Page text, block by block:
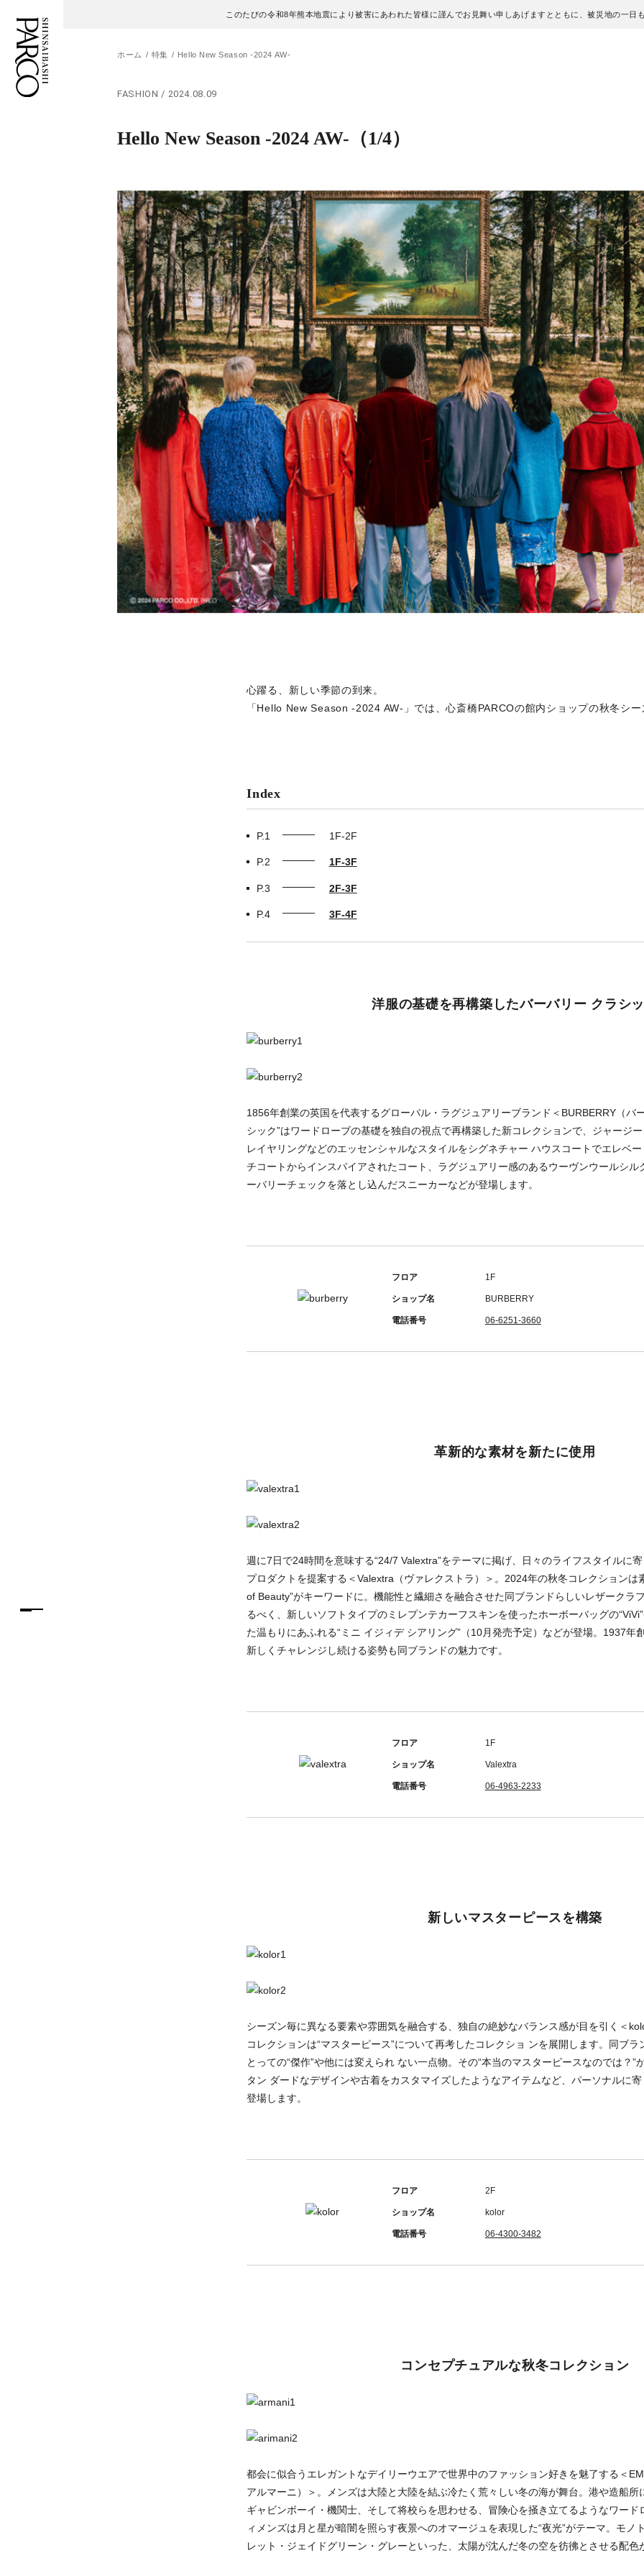
このたびの令和8年熊本地震により被害にあわれた皆様に謹んでお見舞い申しあげますとともに、被災地の一日
施設案内・アクセス
ニュース
レストラン・カフェ
TAX FREE
PARCOメンバーズ
ภาษาไทย
ホーム 特集 Hello New Season -2024 AW-
FASHION / 2024.08.09
Hello New Season -2024 AW- （1/4）
心躍る、新しい季節の到来。
「Hello New Season -2024 AW-」では、心斎橋PARCOの館内ショップの秋冬シー
Index
P.1 1F-2F
P.2 1F-3F
P.3 2F-3F
P.4 3F-4F
洋服の基礎を再構築したバーバリー クラシ
1856年創業の英国を代表するグローバル・ラグジュアリーブランド＜BURBERRY（バ
シック”はワードローブの基礎を独自の視点で再構築した新コレクションで、ジャージ
レイヤリングなどのエッセンシャルなスタイルをシグネチャー ハウスコートでエレベ
チコートからインスパイアされたコート、ラグジュアリー感のあるウーヴンウールシル
ーバリーチェックを落とし込んだスニーカーなどが登場します。
フロア 1F
ショップ名 BURBERRY
電話番号 06-6251-3660
革新的な素材を新たに使用
週に7日で24時間を意味する“24/7 Valextra”をテーマに掲げ、日々のライフスタイルに
プロダクトを提案する＜Valextra（ヴァレクストラ）＞。2024年の秋冬コレクションは
of Beauty”がキーワードに。機能性と繊細さを融合させた同ブランドらしいレザークラ
るべく、新しいソフトタイプのミレプンテカーフスキンを使ったホーボーバッグの
た温もりにあふれる“ミニ イジィデ シアリング”（10月発売予定）などが登場。1937年
新しくチャレンジし続ける姿勢も同ブランドの魅力です。
フロア 1F
ショップ名 Valextra
電話番号 06-4963-2233
新しいマスターピースを構築
シーズン毎に異なる要素や雰囲気を融合する、独自の絶妙なバランス感が目を引く＜
コレクションは“マスターピース”について再考したコレクショ ンを展開します。同ブ
とっての“傑作”や他には変えられ ない一点物。その“本当のマスターピースなのでは？”
タン ダードなデザインや古着をカスタマイズしたようなアイテムなど、パーソナルに
登場します。
フロア 2F
ショップ名 kolor
電話番号 06-4300-3482
コンセプチュアルな秋冬コレクション
都会に似合うエレガントなデイリーウエアで世界中のファッション好きを魅了する＜
アルマーニ）＞。メンズは大陸と大陸を結ぶ冷たく荒々しい冬の海が舞台。港や造船所
ギャビンボーイ・機関士、そして将校らを思わせる、冒険心を掻き立てるようなワード
ィメンズは月と星が暗闇を照らす夜景へのオマージュを表現した“夜光”がテーマ。モノ
レット・ジェイドグリーン・グレーといった、太陽が沈んだ冬の空を彷彿とさせる配色